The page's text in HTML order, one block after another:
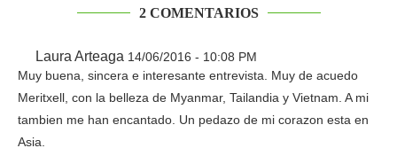
2 COMENTARIOS
Laura Arteaga 14/06/2016 - 10:08 PM
Muy buena, sincera e interesante entrevista. Muy de acuedo
Meritxell, con la belleza de Myanmar, Tailandia y Vietnam. A mi
tambien me han encantado. Un pedazo de mi corazon esta en
Asia.